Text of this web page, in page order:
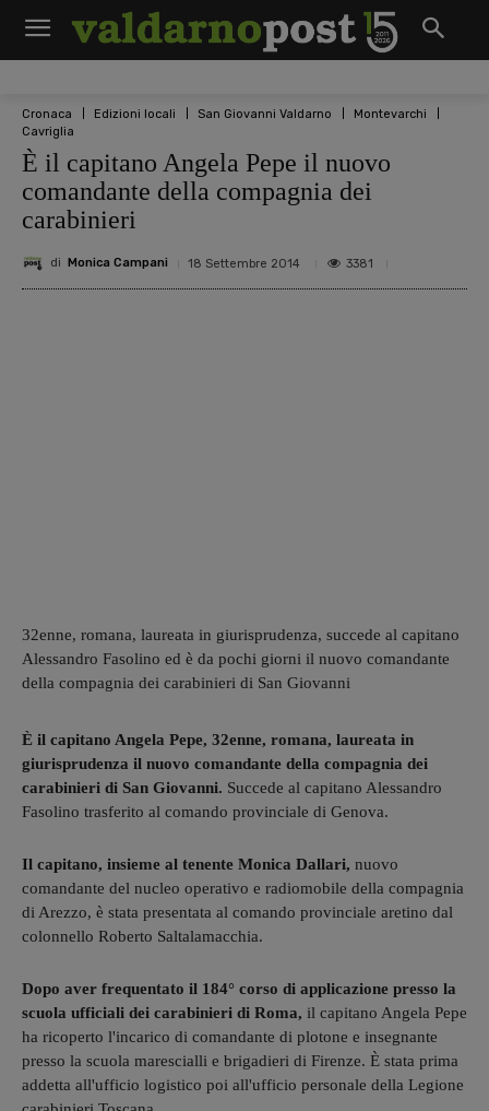
Cronaca Edizioni locali San Giovanni Valdarno
Montevarchi
Cavriglia
È il capitano Angela Pepe il nuovo
comandante della compagnia dei
carabinieri
di Monica Campani 18 Settembre 2014 3381
32enne, romana, laureata in giurisprudenza, succede al capitano
Alessandro Fasolino ed è da pochi giorni il nuovo comandante
della compagnia dei carabinieri di San Giovanni
È il capitano Angela Pepe, 32enne, romana, laureata in
giurisprudenza il nuovo comandante della compagnia dei
carabinieri di San Giovanni. Succede al capitano Alessandro
Fasolino trasferito al comando provinciale di Genova.
Il capitano, insieme al tenente Monica Dallari, nuovo
comandante del nucleo operativo e radiomobile della compagnia
di Arezzo, è stata presentata al comando provinciale aretino dal
colonnello Roberto Saltalamacchia.
Dopo aver frequentato il 184° corso di applicazione presso la
scuola ufficiali dei carabinieri di Roma, il capitano Angela Pepe
ha ricoperto l'incarico di comandante di plotone e insegnante
presso la scuola marescialli e brigadieri di Firenze. È stata prima
addetta all'ufficio logistico poi all'ufficio personale della Legione